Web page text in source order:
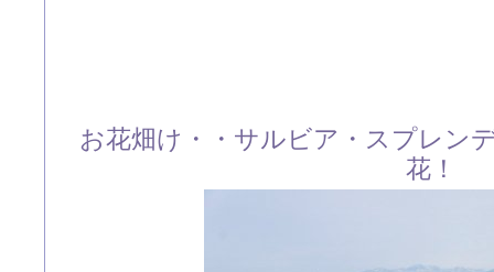
お花畑け・・サルビア・スプレン
花！